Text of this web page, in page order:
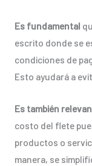
Es fundamental
escrito donde se
condiciones de
Esto ayudará a
Es también
costo del flete
productos o
manera, se